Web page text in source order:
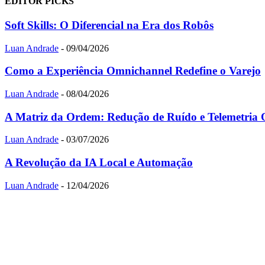
Soft Skills: O Diferencial na Era dos Robôs
Luan Andrade - 09/04/2026
Como a Experiência Omnichannel Redefine o Varejo
Luan Andrade - 08/04/2026
A Matriz da Ordem: Redução de Ruído e Telemetria
Luan Andrade - 03/07/2026
A Revolução da IA Local e Automação
Luan Andrade - 12/04/2026